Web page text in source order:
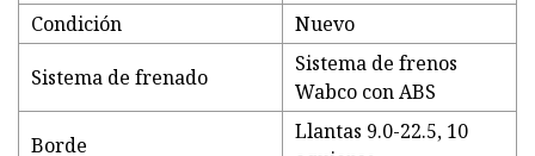
Condición
Nuevo
Sistema de frenado
Sistema de frenos
Wabco con ABS
Borde
Llantas 9.0-22.5, 10